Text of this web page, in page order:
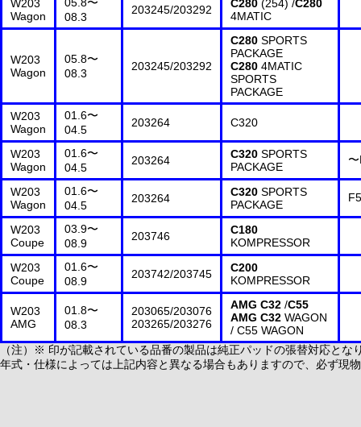
W203
Wagon
08.3
203245/203292 C280 (254) /C280
4MATIC
W203
Wagon
05.8〜
08.3
203245/203292
C280 SPORTS
PACKAGE
C280 4MATIC
SPORTS
PACKAGE
W203
Wagon
01.6〜
04.5
203264 C320
W203
Wagon
01.6〜
04.5
203264 C320 SPORTS
PACKAGE
W203
Wagon
01.6〜
04.5
203264 C320 SPORTS
PACKAGE
W203
Coupe
03.9〜
08.9
203746
C180
KOMPRESSOR
W203
Coupe
01.6〜
08.9
203742/203745
C200
KOMPRESSOR
W203
AMG
01.8〜
08.3
203065/203076
203265/203276
AMG C32 /C55
AMG C32 WAGON
/ C55 WAGON
（注）※ 印が記載されている品番の製品は純正パッドの張替対応とな
年式・仕様によっては上記内容と異なる場合もありますので、必ず現